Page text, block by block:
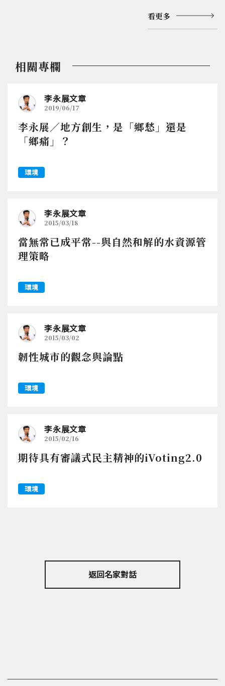
看更多
相關專欄
李永展文章
2019/06/17
李永展／地方創生，是「鄉愁」還是
「鄉痛」？
環境
李永展文章
2015/03/18
當無常已成平常--與自然和解的水資源管
理策略
環境
李永展文章
2015/03/02
韌性城市的觀念與論點
環境
李永展文章
2015/02/16
期待具有審議式民主精神的iVoting2.0
環境
返回名家對話